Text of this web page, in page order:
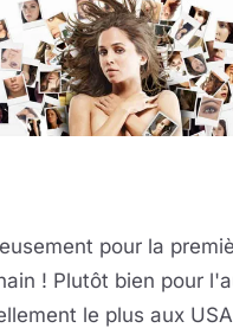
pour la
! Plutôt bien pour
le plus aux